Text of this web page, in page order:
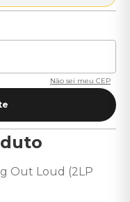
Não sei meu CEP
Out Loud (2LP